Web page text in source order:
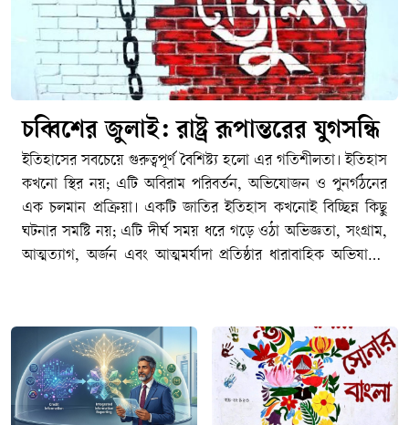
চব্বিশের জুলাই: রাষ্ট্র রূপান্তরের যুগসন্ধি
ইতিহাসের সবচেয়ে গুরুত্বপূর্ণ বৈশিষ্ট্য হলো এর গতিশীলতা। ইতিহাস কখনো স্থির নয়; এটি অবিরাম পরিবর্তন, অভিযোজন ও পুনর্গঠনের এক চলমান প্রক্রিয়া। একটি জাতির ইতিহাস কখনোই বিচ্ছিন্ন কিছু ঘটনার সমষ্টি নয়; এটি দীর্ঘ সময় ধরে গড়ে ওঠা অভিজ্ঞতা, সংগ্রাম, আত্মত্যাগ, অর্জন এবং আত্মমর্যাদা প্রতিষ্ঠার ধারাবাহিক অভিযাত্রা। কোনো জাতি, সমাজ কিংবা রাষ্ট্র একটি নির্দিষ্ট অবস্থায় দীর্ঘকাল টিকে থাকতে পারে না। সময়ের প্রবাহে নতুন বাস্তবতা, নতুন চ্যালেঞ্জ, নতুন সংকট এবং নতুন প্রত্যাশার মুখোমুখি হতে হয়। সেই পরিবর্তিত বাস্তবতার সঙ্গে খাপ খাইয়ে নেয়ার সক্ষমতাই নির্ধারণ করে একটি জাতির অগ্রযাত্রার দিকনির্দেশনা। যে জাতি অতীতের অভিজ্ঞতা ও অর্জনকে শক্তিতে রূপান্তরিত করে ভবিষ্যতের দিকে এগিয়ে যেতে পারে, ইতিহাস শেষ পর্যন্ত তাদের পক্ষেই কথা বলে। পক্ষান্তরে, যে জাতি অতীতের গৌরবকে ভবিষ্যৎ নির্মাণের প্রেরণা হিসেবে গ্রহণ না করে রাজনৈতিক প্রতিদ্বন্দ্বিতার অস্ত্রে পরিণত করে, নিজেদের মধ্যে বিভেদ ও দ্বন্দ্বকে স্থায়ী করে তোলে, তারা একসময় অগ্রগতির পথ হারিয়ে ফেলে। ইতিহাসের শিক্ষা হলো অতীতকে অস্বীকার করা যেমন আত্মঘাতী, তেমনি অতীতের মধ্যেই বন্দী হয়ে থাকাও সমান ক্ষতিকর।পলাশী-উত্তর বাংলাদেশের ইতিহাস মূলত সংগ্রামের ইতিহাস। ১৯৪৭-পূর্ব ঔপনিবেশিক শাসনের বিরুদ্ধে অব্যাহত প্রতিরোধ ও স্বাধীনতার সংগ্রাম, তারপর ১৯৭৪-উত্তর ভাষার জন্য সংগ্রাম, রাজনৈতিক অধিকারের জন্য সংগ্রাম, অর্থনৈতিক বৈষম্যের বিরুদ্ধে সংগ্রাম, সাংস্কৃতিক স্বাতন্ত্র্য রক্ষার সংগ্রাম, আত্মনিয়ন্ত্রণের তথা স্বাধিকারের সংগ্রাম এবং শেষ পর্যন্ত স্বাধীন রাষ্ট্র প্রতিষ্ঠার সংগ্রাম- এর সবকিছু মিলিয়েই আমাদের জাতীয় ইতিহাস নির্মিত হয়েছে। এ ইতিহাসের প্রতিটি গুরুত্বপূর্ণ অধ্যায় পূর্ববর্তী অধ্যায়ের ওপর ভিত্তি করে গড়ে উঠেছে। ১৯৫২-এর ভাষা আন্দোলন ভাষাভিত্তিক বাঙালি জাতীয়তার আত্মপরিচয়ের ভিত্তি নির্মাণ করেছে; ১৯৬৬-এর ছয় দফা আন্দোলন রাজনৈতিক স্বায়ত্তশাসনের দাবিকে সুসংহত করেছে; ১৯৬৯-এর গণঅভ্যুত্থান গণশক্তির সক্ষমতাকে প্রকাশ করেছে; আর ১৯৭১ সালের মহান স্বাধীনতা যুদ্ধ সেই দীর্ঘ সংগ্রামকে স্বাধীন রাষ্ট্র প্রতিষ্ঠার মধ্য দিয়ে পরিণতি দিয়েছে। নিঃসন্দেহে স্বাধীনতা যুদ্ধ আমাদের জাতীয় জীবনের সবচেয়ে গৌরবময় এবং নির্ধারক মাইলফলক, যার মাধ্যমে আমাদের রাজনৈতিক স্বাধীনতা অর্জিত হয়েছে এবং বিশ্ব মানচিত্রে বাংলাদেশ একটি সার্বভৌম রাষ্ট্র হিসেবে আত্মপ্রকাশ করেছে।কিন্তু আমাদের মনে রাখতে হবে যে, একটা জাতির ইতিহাসের পথচলা কোনো একক ঘটনার মধ্যেই থেমে থাকে না। ১৭৫৭ সালের পলাশীর প্রান্তরে নবাব সিরাজ-উদ্দৌলার পরাজয় যেমন এই অঞ্চলে একটি দীর্ঘ ঔপনিবেশিক শাসনের সূচনা করেছিল এবং তার অভিঘাত শতাব্দীর পর শতাব্দী ধরে জাতির জীবনকে প্রভাবিত করেছে, তেমনি ১৯৭১ সালের বিজয়ও কোনো চূড়ান্ত সমাপ্তি ছিল না। স্বাধীনতা অর্জনের মাধ্যমে একটি জাতি রাষ্ট্র প্রতিষ্ঠার সুযোগ পায়, কিন্তু সেই রাষ্ট্রকে কতটা ন্যায়ভিত্তিক, গণতান্ত্রিক, জবাবদিহিমূলক ও বৈষম্যহীন করা যাবে সেই প্রশ্নের উত্তর খুঁজে বের করার সংগ্রাম তখনই শুরু হয়। রাষ্ট্রবিজ্ঞানীরা প্রায়ই বলেন, স্বাধীনতা একটি ঘটনা; কিন্তু ন্যায়ভিত্তিক রাষ্ট্র বিনির্মাণ একটি দীর্ঘমেয়াদি প্রক্রিয়া। সেই প্রক্রিয়ায় কখনো অগ্রগতি আসে, কখনো পশ্চাৎপদতা দেখা দেয়; কখনো জনগণের আকাক্সক্ষা রাষ্ট্রকে সামনে এগিয়ে নেয়, আবার কখনো ক্ষমতার কেন্দ্রীভবন সেই অগ্রযাত্রাকে বাধাগ্রস্ত করে। রাষ্ট্রযন্ত্রের স্বৈরাচারী ভূমিকায় জালেম শাসক শ্রেণীর যাতাকলে পিষ্ট মজলুম জনগণ মুক্তির পথ খোঁজে গণঅভ্যুত্থান কিংবা বিপ্লবের পথে। এই কারণেই স্বাধীনতা কোনো গন্তব্য নয়; এটি রাষ্ট্র হিসেবে নিজস্ব সার্বভৌমত্ব, জনগণের অধিকার এবং ন্যায়বিচার প্রতিষ্ঠার দীর্ঘ যাত্রার সূচনা মাত্র। একটি জাতির ইতিহাসের ক্রমধারায় নতুন নতুন প্রজন্মের আবির্ভাব ঘটে, এবং তাদের সামনে নতুন প্রশ্ন ও নতুন চ্যালেঞ্জ উপস্থিত হয়। ফলে স্বাধীনতার মৌলিক চেতনা তথা মানবিক মর্যাদা, রাজনৈতিক স্বাধীনতা, সামাজিক ন্যায়বিচার ও অর্থনৈতিক সাম্য প্রভৃতি বিষয় প্রতিটি যুগে নতুন বাস্তবতায় নতুনভাবে ব্যাখ্যা ও বাস্তবায়নের দাবি তোলে। বাংলাদেশের ইতিহাসও সেই ধারাবাহিকতার বাইরে নয়। তাই আমাদের জাতীয় ইতিহাসকে কোনো বিচ্ছিন্ন ঘটনার সমষ্টি হিসেবে নয়, বরং একটি চলমান অভিযাত্রা হিসেবে দেখতে হবে যেখানে প্রতিটি সংগ্রাম পূর্ববর্তী সংগ্রামের উত্তরাধিকার বহন করে এবং পরবর্তী সংগ্রামের ভিত্তি নির্মাণ করে। এই ধারাবাহিক ঐতিহাসিক প্রবাহের মধ্যেই ২০২৪ সালের জুলাই গণঅভ্যুত্থানের তাৎপর্য অনুধাবন করতে হবে; একটি প্রতিদ্বন্দ্বী ইতিহাস হিসেবে নয়, বরং বাংলাদেশের রাষ্ট্রযন্ত্র ও সমাজকে আরও ন্যায়ভিত্তিক, বৈষম্যহীন ও স্বৈরাচারমুক্ত করার দীর্ঘ অভিযাত্রার একটি নতুন অধ্যায় হিসেবে।বিশ্ব ইতিহাসের দিকে তাকালেও আমরা একই বাস্তবতা দেখতে পাই। কোনো জাতির ইতিহাসে একটি বড় অর্জন কখনোই চূড়ান্ত পরিণতি নয়; বরং তা নতুন সংগ্রাম, নতুন দায়িত্ব এবং নতুন প্রত্যাশার সূচনা করে। ১৭৭৬ সালের আমেরিকার স্বাধীনতা যুদ্ধ ব্রিটিশ ঔপনিবেশিক শাসন থেকে মুক্তির পথ খুলে দিলেও সেখানে নাগরিক অধিকার, বর্ণসমতা এবং গণতান্ত্রিক অন্তর্ভুক্তির প্রশ্নে দীর্ঘ সংগ্রাম অব্যাহত ছিল। স্বাধীনতার প্রায় দুই শতাব্দী পরও আফ্রিকান-আমেরিকানদের অধিকার প্রতিষ্ঠার জন্য মার্টিন লুথার কিং জুনিয়রের নেতৃত্বে ব্যাপক নাগরিক অধিকার আন্দোলন গড়ে উঠতে হয়েছে। একইভাবে ১৭৮৯ সালের ফরাসি বিপ্লব স্বাধীনতা, সাম্য ও ভ্রাতৃত্বের মহান আদর্শ সামনে নিয়ে এলেও গণতন্ত্র, মানবাধিকার এবং প্রজাতান্ত্রিক মূল্যবোধকে সুসংহত করতে ফরাসি সমাজকে বহু উত্থান-পতন, সংঘাত ও পুনর্গঠনের মধ্য দিয়ে অগ্রসর হতে হয়েছে। দক্ষিণ আফ্রিকায় বর্ণবাদবিরোধী সংগ্রামের মাধ্যমে রাজনৈতিক মুক্তি অর্জনের পরও সামাজিক ন্যায়বিচার, অর্থনৈতিক বৈষম্য দূরীকরণ এবং অন্তর্ভুক্তিমূলক রাষ্ট্র গঠনের প্রশ্নে নতুন সংগ্রামের সূচনা হয়েছে। ইতিহাসের এই অভিজ্ঞতাগুলো আমাদের শেখায় যে রাজনৈতিক মুক্তি একটি গুরুত্বপূর্ণ অর্জন, কিন্তু সেই অর্জনের প্রকৃত মূল্য নির্ধারিত হয় পরবর্তী রাষ্ট্রগঠন প্রক্রিয়ার মাধ্যমে।ইতিহাসের প্রতিটি বিজয় নতুন দায়িত্বের জন্ম দেয়, প্রতিটি অর্জন নতুন প্রত্যাশাকে সামনে নিয়ে আসে। কোনো জাতি যদি অর্জনের স্মৃতিকে সংরক্ষণ করেই সন্তুষ্ট থাকে, কিন্তু সেই অর্জনের অন্তর্নিহিত আদর্শ বাস্তবায়নের পথে অগ্রসর না হয়, তাহলে ইতিহাসের অগ্রযাত্রা থমকে যায়। বাংলাদেশের ক্ষেত্রেও এর ব্যতিক্রম হওয়ার কোনো কারণ নেই। ১৯৭১ সালে স্বাধীন রাষ্ট্র প্রতিষ্ঠার মধ্য দিয়ে গণতন্ত্র, সাম্য, মানবিক মর্যাদা ও সামাজিক ন্যায়বিচারের যে স্বপ্ন জনগণ লালন করেছিল তার পূর্ণ বাস্তবায়ন এখনও একটি চলমান প্রক্রিয়া। ফলে রাষ্ট্র ও সমাজের ভেতরে যখনই সেই আকাক্সক্ষার সঙ্গে বাস্তবতার ফারাক বেড়েছে, তখনই নতুন করে পরিবর্তনের দাবি উত্থাপিত হয়েছে। এই প্রেক্ষাপটে ২০২৪ সালের গণঅভ্যুত্থানকে কোনো বিচ্ছিন্ন ঘটনা, আকস্মিক বিস্ফোরণ বা সাময়িক রাজনৈতিক প্রতিক্রিয়া হিসেবে দেখার সুযোগ নেই। বরং এটি বাংলাদেশের রাষ্ট্র, সমাজ এবং রাজনৈতিক সংস্কৃতির দীর্ঘ বিবর্তনধারার একটি গুরুত্বপূর্ণ মাইলফলক ও বিশেষ অধ্যায়। এটি এমন এক ঐতিহাসিক মুহূর্ত, যখন নতুন প্রজন্ম রাষ্ট্রের সামনে জবাবদিহিতা, ন্যায়বিচার, বৈষম্যহীনতা, ন্যায্য অধিকার এবং নাগরিক মর্যাদার প্রশ্নগুলোকে নতুন করে উত্থাপন করেছে। যে প্রশ্নগুলো এক অর্থে স্বাধীনতার মূল চেতনার সঙ্গেই সম্পর্কযুক্ত, কিন্তু সময়ের পরিবর্তনের সঙ্গে নতুন ভাষা, নতুন অভিজ্ঞতা এবং নতুন বাস্তবতার আলোকে পুনরায় উচ্চারিত হয়েছে।২০২৪-এর এই গণঅভ্যুত্থান বিশেষভাবে তরুণ প্রজন্মের সেই ঐতিহাসিক ভূমিকাকে সামনে নিয়ে এসেছে, যা যুগে যুগে সামাজিক ও রাজনৈতিক পরিবর্তনের প্রধান চালিকাশক্তি হিসেবে কাজ করেছে। ইতিহাস সাক্ষ্য দেয়, রাষ্ট্রীয় প্রতিষ্ঠানগুলো যখন জনগণের প্রত্যাশা পূরণে ব্যর্থ হয়, যখন ক্ষমতার কেন্দ্রীভবন জবাবদিহিতার পরিসর সংকুচিত করে, যখন নাগরিক অংশগ্রহণের সুযোগ সীমিত হয়ে পড়ে এবং যখন ন্যায়বিচারের প্রতি মানুষের আস্থা দুর্বল হতে থাকে, তখন পরিবর্তনের দাবি সবচেয়ে জোরালোভাবে উচ্চারিত হয় তরুণদের কণ্ঠে। কারণ তরুণেরা কেবল বর্তমানের প্রতিনিধিত্ব করে না; তারা ভবিষ্যতের দাবিদার এবং অংশীদারও বটে। তাদের স্বপ্ন, প্রত্যাশা এবং বঞ্চনার অভিজ্ঞতা সমাজের গভীর পরিবর্তনের আকাক্সক্ষাকে দৃশ্যমান করে তোলে। ফলে ইতিহাসের প্রতিটি যুগান্তকারী পরিবর্তনের পেছনে তরুণদের সক্রিয় উপস্থিতি লক্ষ্য করা যায়। ঔপনিবেশিক শাসনের বিরুদ্ধে সংগ্রাম, ভাষা আন্দোলন, ঊনসত্তরের গণঅভ্যুত্থান, মহান স্বাধীনতা যুদ্ধ কিংবা বিশ্বের বিভিন্ন দেশে গণতন্ত্র ও মানবাধিকারের আন্দোলন সব ক্ষেত্রেই তরুণরাই অগ্রণীর ভূমিকা পালন করেছে। তারাই সাহসিকতার সঙ্গে প্রচলিত বাস্তবতাকে প্রশ্ন করেছে, অন্যায়ের বিরুদ্ধে দাঁড়িয়েছে এবং প্রয়োজন হলে আত্মত্যাগের মাধ্যমে ইতিহাসের গতিপথ পরিবর্তন করেছে। বাংলাদেশের রাজনৈতিক পটপরিবর্তনে ২০২৪ সালের জুলাইয়ের ছাত্র আন্দোলনও সেই দীর্ঘ ঐতিহাসিক ধারারই অংশ, যেখানে নতুন প্রজন্ম কেবল একটি তাৎক্ষণিক দাবির জন্য নয়, বরং রাষ্ট্র ও সমাজের চরিত্র নিয়ে একটি বৃহত্তর প্রশ্ন উত্থাপন করেছে। সেই কারণেই জুলাইয়ের গণঅভ্যুত্থানের তাৎপর্য কেবল একটি রাজনৈতিক ঘটনার মধ্যে সীমাবদ্ধ নয়; এটি রাষ্ট্রের ভবিষ্যৎ বিনির্মাণ নিয়ে জনগণের নতুন আকাঙ্ক্ষা এবং বিশেষত তরুণ প্রজন্মের ঐতিহাসিক আত্মপ্রকাশের এক গুরুত্বপূর্ণ দলিল। আমাদের জাতীয় জীবনের প্রায় প্রতিটি যুগান্তকারী অধ্যায়ের কেন্দ্রবিন্দুতে ছিল তরুণদের সাহস, স্বপ্ন এবং আত্মত্যাগ। ১৯৫২ সালের ভাষা আন্দোলনে রাষ্ট্রীয় দমন-পীড়নের মুখেও তরুণ ছাত্রসমাজ মাতৃভাষার অধিকার প্রতিষ্ঠার জন্য জীবন উৎসর্গ করেছে। ১৯৬৯-এর গণঅভ্যুত্থানে তারুণ্যের নেতৃত্বেই স্বৈরশাসনের ভিত কেঁপে উঠেছিল। ১৯৭১ সালের মহান স্বাধীনতা যুদ্ধে অসংখ্য তরুণ অস্ত্র হাতে নিয়ে স্বাধীনতার জন্য জীবন বাজি রেখেছিল। ১৯৯০ সালের স্বৈরাচারবিরোধী আন্দোলনেও ছাত্রসমাজ গণতন্ত্র পুনরুদ্ধারের সংগ্রামে অগ্রণী ভূমিকা পালন করে। একই ধারাবাহিকতায় ২০২৪ সালের ছাত্র-জনতার গণআন্দোলনও প্রমাণ করেছে যে বাংলাদেশের ইতিহাসে পরিবর্তনের সবচেয়ে শক্তিশালী চালিকাশক্তি এখনও তরুণ প্রজন্ম। যুগ বদলেছে, প্রেক্ষাপট বদলেছে, কিন্তু ন্যায়, মর্যাদা এবং অধিকারের প্রশ্নে তারুণ্যের ঐতিহাসিক ভূমিকা অপরিবর্তিত রয়েছে।সঙ্গত কারণে তরুণেরা সাধারণত বিদ্যমান ব্যবস্থাকে প্রশ্ন করার সাহস রাখে। তারা প্রতিষ্ঠিত সত্য তথা বন্দোবস্তকে অন্ধভাবে মেনে নিতে চায় না; বরং বাস্তবতার সঙ্গে আদর্শের ফারাককে চিহ্নিত করতে চায়। তাদের মধ্যে ভবিষ্যৎ কল্পনার শক্তি থাকে, নতুন সম্ভাবনা নির্মাণের সাহস থাকে এবং প্রয়োজন হলে ব্যক্তিগত ঝুঁকি গ্রহণের মানসিকতাও থাকে। জার্মান বংশোদ্ভুত মার্কিন রাজনৈতিক তাত্ত্বিক হানা আরেন্টের (১৯০৬-১৯৭৫) মতে, প্রতিটি নতুন প্রজন্ম পৃথিবীতে নতুন সূচনার সম্ভাবনা নিয়ে আসে। ইতিহাসের নানা পর্যায়ে আমরা দেখেছি, সমাজ যখন স্থবির হয়ে পড়ে বা রাষ্ট্র যখন জনগণের আকাঙ্ক্ষা থেকে বিচ্ছিন্ন হতে শুরু করে, তখন সেই নতুন সূচনার আহ্বান সবচেয়ে প্রবলভাবে এসেছে তরুণদের কাছ থেকেই। বাংলাদেশের জুলাই অভ্যুত্থানও সেই অর্থে কেবল একটি রাজনৈতিক প্রতিবাদ ছিল না; এটি ছিল নতুন প্রজন্মের পক্ষ থেকে রাষ্ট্রের উদ্দেশে একটি মৌলিক প্রশ্ন: রাষ্ট্র কার জন্য, ক্ষমতা কার স্বার্থে এবং স্বাধীনতার প্রকৃত অর্থ কী? সে যাই হোক, ইতিহাসের আরেকটি গুরুত্বপূর্ণ বাস্তবতাও আমাদের স্মরণে রাখতে হবে। ইতিহাস কেবল অতীতের ঘটনা-পরম্পরা নয়; এটি বর্তমানের রাজনীতিরও একটি গুরুত্বপূর্ণ ক্ষেত্র। ক্ষমতার রাজনীতিতে অতীতের স্মৃতি প্রায়ই মূল্যবান সম্পদে পরিণত হয়। ইতিহাস তখন শুধু গবেষণা, বিশ্লেষণ বা শিক্ষা গ্রহণের বিষয় থাকে না; বরং রাজনৈতিক বৈধতা অর্জন, জনসমর্থন সংগঠিত করা এবং নৈতিক কর্তৃত্ব প্রতিষ্ঠার একটি কার্যকর হাতিয়ার হয়ে ওঠে। ফরাসি সমাজবিজ্ঞানী পিয়েরে বুর্দিয়োর (১৯৩০-২০০২) ভাষায়, এটি এক ধরনের ‘প্রতীকী পুঁজি’ (সিম্বোলিক ক্যাপিটাল), যার মাধ্যমে ব